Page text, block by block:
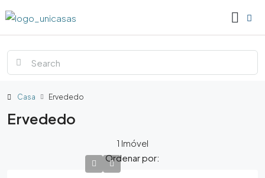
Casa Ervededo
Ervededo
1 Imóvel
Ordenar por: